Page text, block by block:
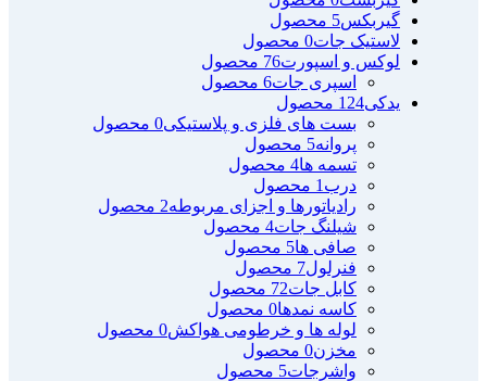
گیربکس5 محصول
لاستیک جات0 محصول
لوکس و اسپورت76 محصول
اسپری جات6 محصول
یدکی124 محصول
بست های فلزی و پلاستیکی0 محصول
پروانه5 محصول
تسمه ها4 محصول
درب 1 محصول
رادیاتورها و اجزای مربوطه2 محصول
شیلنگ جات4 محصول
صافی ها5 محصول
فنرلول7 محصول
کابل جات72 محصول
کاسه نمدها0 محصول
لوله ها و خرطومی هواکش0 محصول
مخزن0 محصول
واشرجات5 محصول